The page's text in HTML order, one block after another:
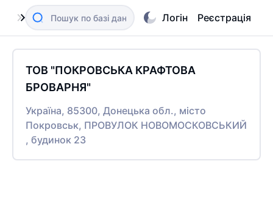
Логін Реєстрація
ТОВ "ПОКРОВСЬКА КРАФТОВА
БРОВАРНЯ"
Україна, 85300, Донецька обл., місто
Покровськ, ПРОВУЛОК НОВОМОСКОВСЬКИЙ
, будинок 23